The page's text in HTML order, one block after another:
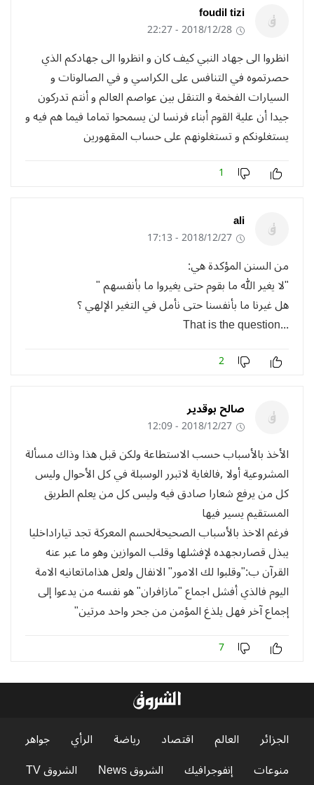
foudil tizi
2018/12/28 - 22:27
انظروا الى جهاد النبي كيف كان و انظروا الى جهادكم الذي
حصرتموه في التنافس على الكراسي و في الصالونات و
السيارات الفخمة و التنقل بين عواصم العالم و أنتم تدركون
جيدا أن علية القوم أبناء فرنسا لن يسمحوا تماما فيما هم فيه و
يستغلونكم و تستغلونهم على حساب المقهورين
1
ali
2018/12/27 - 17:13
من السنن المؤكدة هي:
"لا يغير الله ما بقوم حتى يغيروا ما بأنفسهم "
هل غيرنا ما بأنفسنا حتى نأمل في التغير الإلهي ؟
...That is the question
2
صالح بوقدير
2018/12/27 - 12:09
الأخذ بالأسباب حسب الاستطاعة ولكن قبل هذا وذاك مسألة
المشروعية أولا ,فالغاية لاتبرر الوسبلة في كل الأحوال وليس
كل من يرفع شعارا صادق فيه وليس كل من يعلم الطريق
المستقيم يسير فيها
فرغم الاخذ بالأسباب الصحيحةلحسم المعركة تجد تياراداخليا
يبذل قصارىجهده لإفشلها وقلب الموازين وهو ما عبر عنه
القرآن ب:"وقلبوا لك الامور" الانفال ولعل هذاماتعانيه الامة
اليوم فالذي أفشل اجماع "مازافران" هو نفسه من يدعوا إلى
إجماع آخر فهل يلذغ المؤمن من جحر واحد مرتين"
7
الجزائر العالم اقتصاد رياضة الرأي
جواهر
منوعات
إنفوجرافيك الشروق News الشروق TV